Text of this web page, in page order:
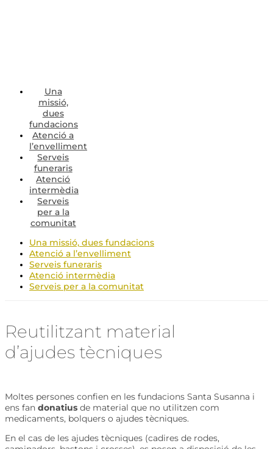
Una
missió,
dues
fundacions
Atenció a
l’envelliment
Serveis
funeraris
Atenció
intermèdia
Serveis
per a la
comunitat
Una missió, dues fundacions
Atenció a l’envelliment
Serveis funeraris
Atenció intermèdia
Serveis per a la comunitat
Reutilitzant material
d’ajudes tècniques
Moltes persones confien en les fundacions Santa Susanna i
ens fan donatius de material que no utilitzen com
medicaments, bolquers o ajudes tècniques.
En el cas de les ajudes tècniques (cadires de rodes,